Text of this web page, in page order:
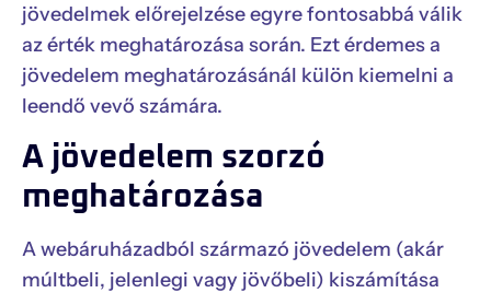
jövedelmek előrejelzése egyre fontosabbá válik
az érték meghatározása során. Ezt érdemes a
jövedelem meghatározásánál külön kiemelni a
leendő vevő számára.
A jövedelem szorzó
meghatározása
A webáruházadból származó jövedelem (akár
múltbeli, jelenlegi vagy jövőbeli) kiszámítása